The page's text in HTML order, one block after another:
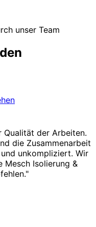
unser Team
Qualität der Arbeiten.
die Zusammenarbeit
unkompliziert. Wir
Mesch Isolierung &